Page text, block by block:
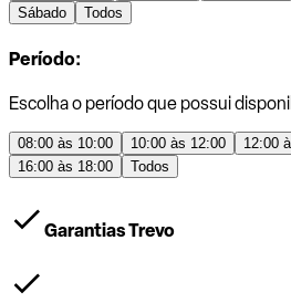
Sábado
Todos
Período:
Escolha o período que possui
08:00 às 10:00 10:00 às 12:00 12:00
16:00 às 18:00
Todos
Garantias Trevo